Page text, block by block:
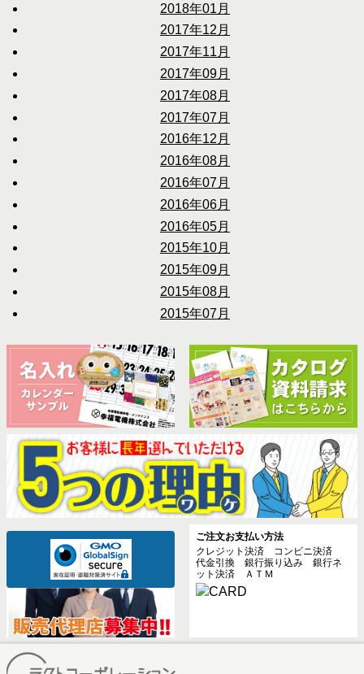
2018年01月
2017年12月
2017年11月
2017年09月
2017年08月
2017年07月
2016年12月
2016年08月
2016年07月
2016年06月
2016年05月
2015年10月
2015年09月
2015年08月
2015年07月
ご注文お支払い方法
クレジット決済 コンビニ決済
代金引換 銀行振り込み 銀行ネ
ット決済 ＡＴＭ